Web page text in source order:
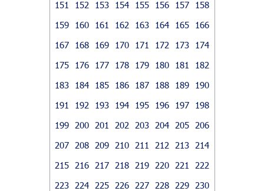
151 152 153 154 155 156 157
158
159
160 161 162 163 164 165
166
167
168 169 170 171 172 173
174
175
176 177 178 179 180 181
182
183
184 185 186 187 188 189
190
191
192 193 194 195 196 197
198
199
200 201 202 203 204 205
206
207
208 209 210 211 212 213
214
215
216 217 218 219 220 221
222
223
224 225 226 227 228 229
230